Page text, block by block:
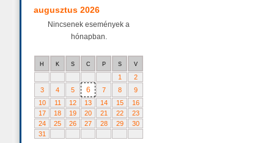
augusztus 2026
Nincsenek események a
hónapban.
H K S C P S V
1
2
3
4 5 6 7 8
9
10
11 12 13 14 15
16
17
18 19 20 21 22
23
24
25 26 27 28 29
30
31